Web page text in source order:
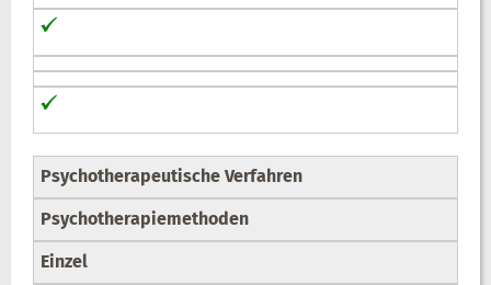
Psychotherapeutische Verfahren
Psychotherapiemethoden
Einzel